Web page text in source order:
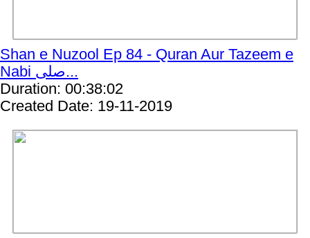
Shan e Nuzool Ep 84 - Quran Aur Tazeem e
Nabi صلی...
Duration: 00:38:02
Created Date: 19-11-2019